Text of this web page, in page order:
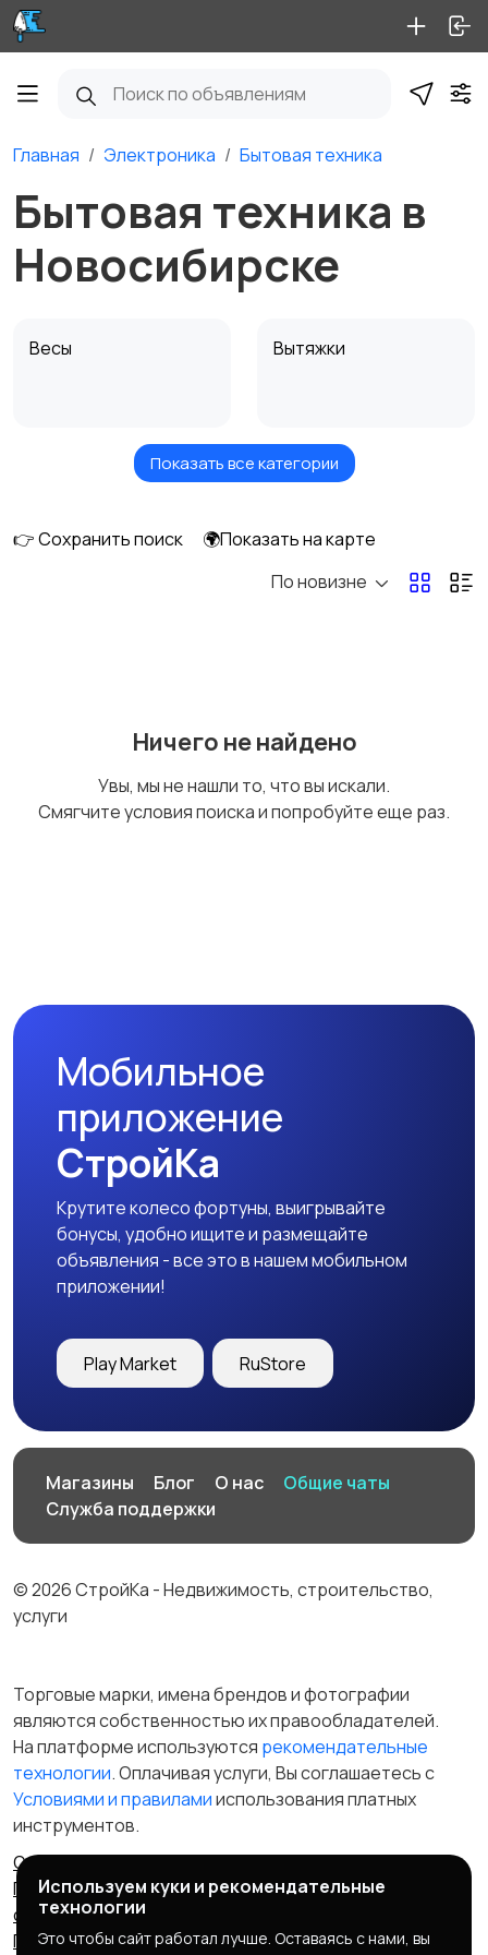
Главная Электроника Бытовая техника
Бытовая техника в
Новосибирске
Весы Вытяжки
Измельчение и
Климатическая
Плиты и духовые
одеждой
оборудование
Показать все категории
👉 Сохранить поиск
🌍Показать на карте
По новизне
Ничего не найдено
Увы, мы не нашли то, что вы искали.
Смягчите условия поиска и попробуйте еще раз.
Мобильное
приложение
СтройКа
Крутите колесо фортуны, выигрывайте
бонусы, удобно ищите и размещайте
объявления - все это в нашем мобильном
приложении!
Play Market RuStore
Магазины Блог О нас
Общие чаты
Служба поддержки
© 2026 СтройКа - Недвижимость, строительство,
услуги
Торговые марки, имена брендов и фотографии
являются собственностью их правообладателей.
На платформе используются рекомендательные
технологии. Оплачивая услуги, Вы соглашаетесь c
Условиями и правиламииспользования платных
инструментов.
Отказ от ответственности
Правила сервиса
Политика конфиденциальности
Пользовательское
соглашение
Запрещенные товары/услуги
Правообладателям
Партнерская программа
Используем куки и рекомендательные
технологии
Это чтобы сайт работал лучше. Оставаясь с нами, вы